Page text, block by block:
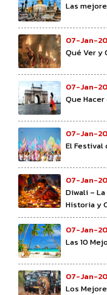
Las
07-Jan-
Qué Ver y
07-Jan-
Que
07-Jan-
El Festival
07-Jan-
Diwali –
Historia y
07-Jan-
Las 10
07-Jan-
Los